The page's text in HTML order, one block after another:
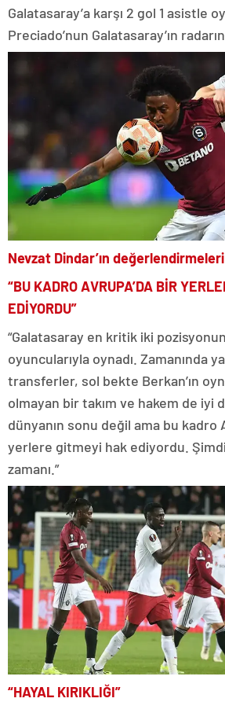
Galatasaray’a karşı 2 gol 1 asistle
Preciado’nun Galatasaray’ın
Nevzat Dindar’ın
“BU KADRO AVRUPA’DA BİR
EDİYORDU”
“Galatasaray en kritik iki
oyuncularıyla oynadı. Zamanında
transferler, sol bekte Berkan’ın
olmayan bir takım ve hakem de iyi
dünyanın sonu değil ama bu kadro
yerlere gitmeyi hak ediyordu.
zamanı.”
“HAYAL KIRIKLIĞI”